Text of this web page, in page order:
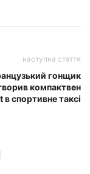
наступна стаття
гонщик
компактвен
в спортивне таксі